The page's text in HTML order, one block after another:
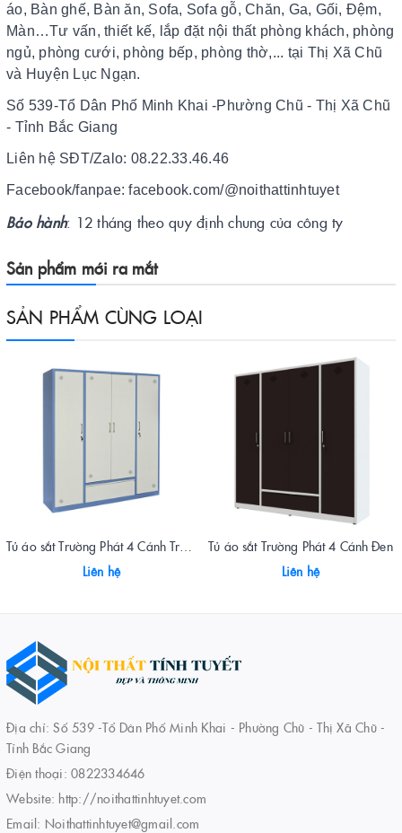
áo, Bàn ghế, Bàn ăn, Sofa, Sofa gỗ, Chăn, Ga, Gối, Đệm,
Màn…Tư vấn, thiết kế, lắp đặt nội thất phòng khách, phòng
ngủ, phòng cưới, phòng bếp, phòng thờ,... tại Thị Xã Chũ
và Huyện Lục Ngạn.
Số 539-Tổ Dân Phố Minh Khai -Phường Chũ - Thị Xã Chũ
- Tỉnh Bắc Giang
Liên hệ SĐT/Zalo: 08.22.33.46.46
Facebook/fanpae: facebook.com/@noithattinhtuyet
Bảo hành: 12 tháng theo quy định chung của công ty
Sản phẩm mới ra mắt
SẢN PHẨM CÙNG LOẠI
Liên hệ
Tủ áo sắt Trường Phát 4 Cánh Đen
Liên hệ
Địa chỉ: Số 539 -Tổ Dân Phố Minh Khai - Phường Chũ - Thị Xã Chũ -
Tỉnh Bắc Giang
Điện thoại: 0822334646
Website: http://noithattinhtuyet.com
Email: Noithattinhtuyet@gmail.com